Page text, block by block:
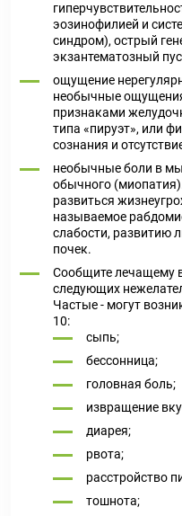
эозинофилией и
синдром), острый
экзантематозный
ощущение
необычные
признаками
типа «пируэт», или
сознания и
необычные боли в
обычного
развиться
называемое
слабости, развитию
почек.
Сообщите лечащему
следующих
Частые - могут
10:
сыпь;
бессонница;
головная боль;
извращение
диарея;
рвота;
расстройство
тошнота;